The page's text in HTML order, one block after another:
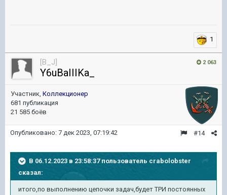
1
2 063
[B_J]
Y6uBaIIIKa_
Участник, Коллекционер
681 публикация
21 585 боёв
#14
Опубликовано: 7 дек 2023, 07:19:42
В 06.12.2023 в 23:58:37 пользователь crabolobster
сказал:
итого,по выполнению цепочки задач,будет ТРИ постоянных